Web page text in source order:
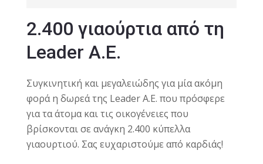
2.400 γιαούρτια από τη
Leader A.E.
Συγκινητική και μεγαλειώδης για μία ακόμη
φορά η δωρεά της Leader Α.Ε. που πρόσφερε
για τα άτομα και τις οικογένειες που
βρίσκονται σε ανάγκη 2.400 κύπελλα
γιαουρτιού. Σας ευχαριστούμε από καρδιάς!